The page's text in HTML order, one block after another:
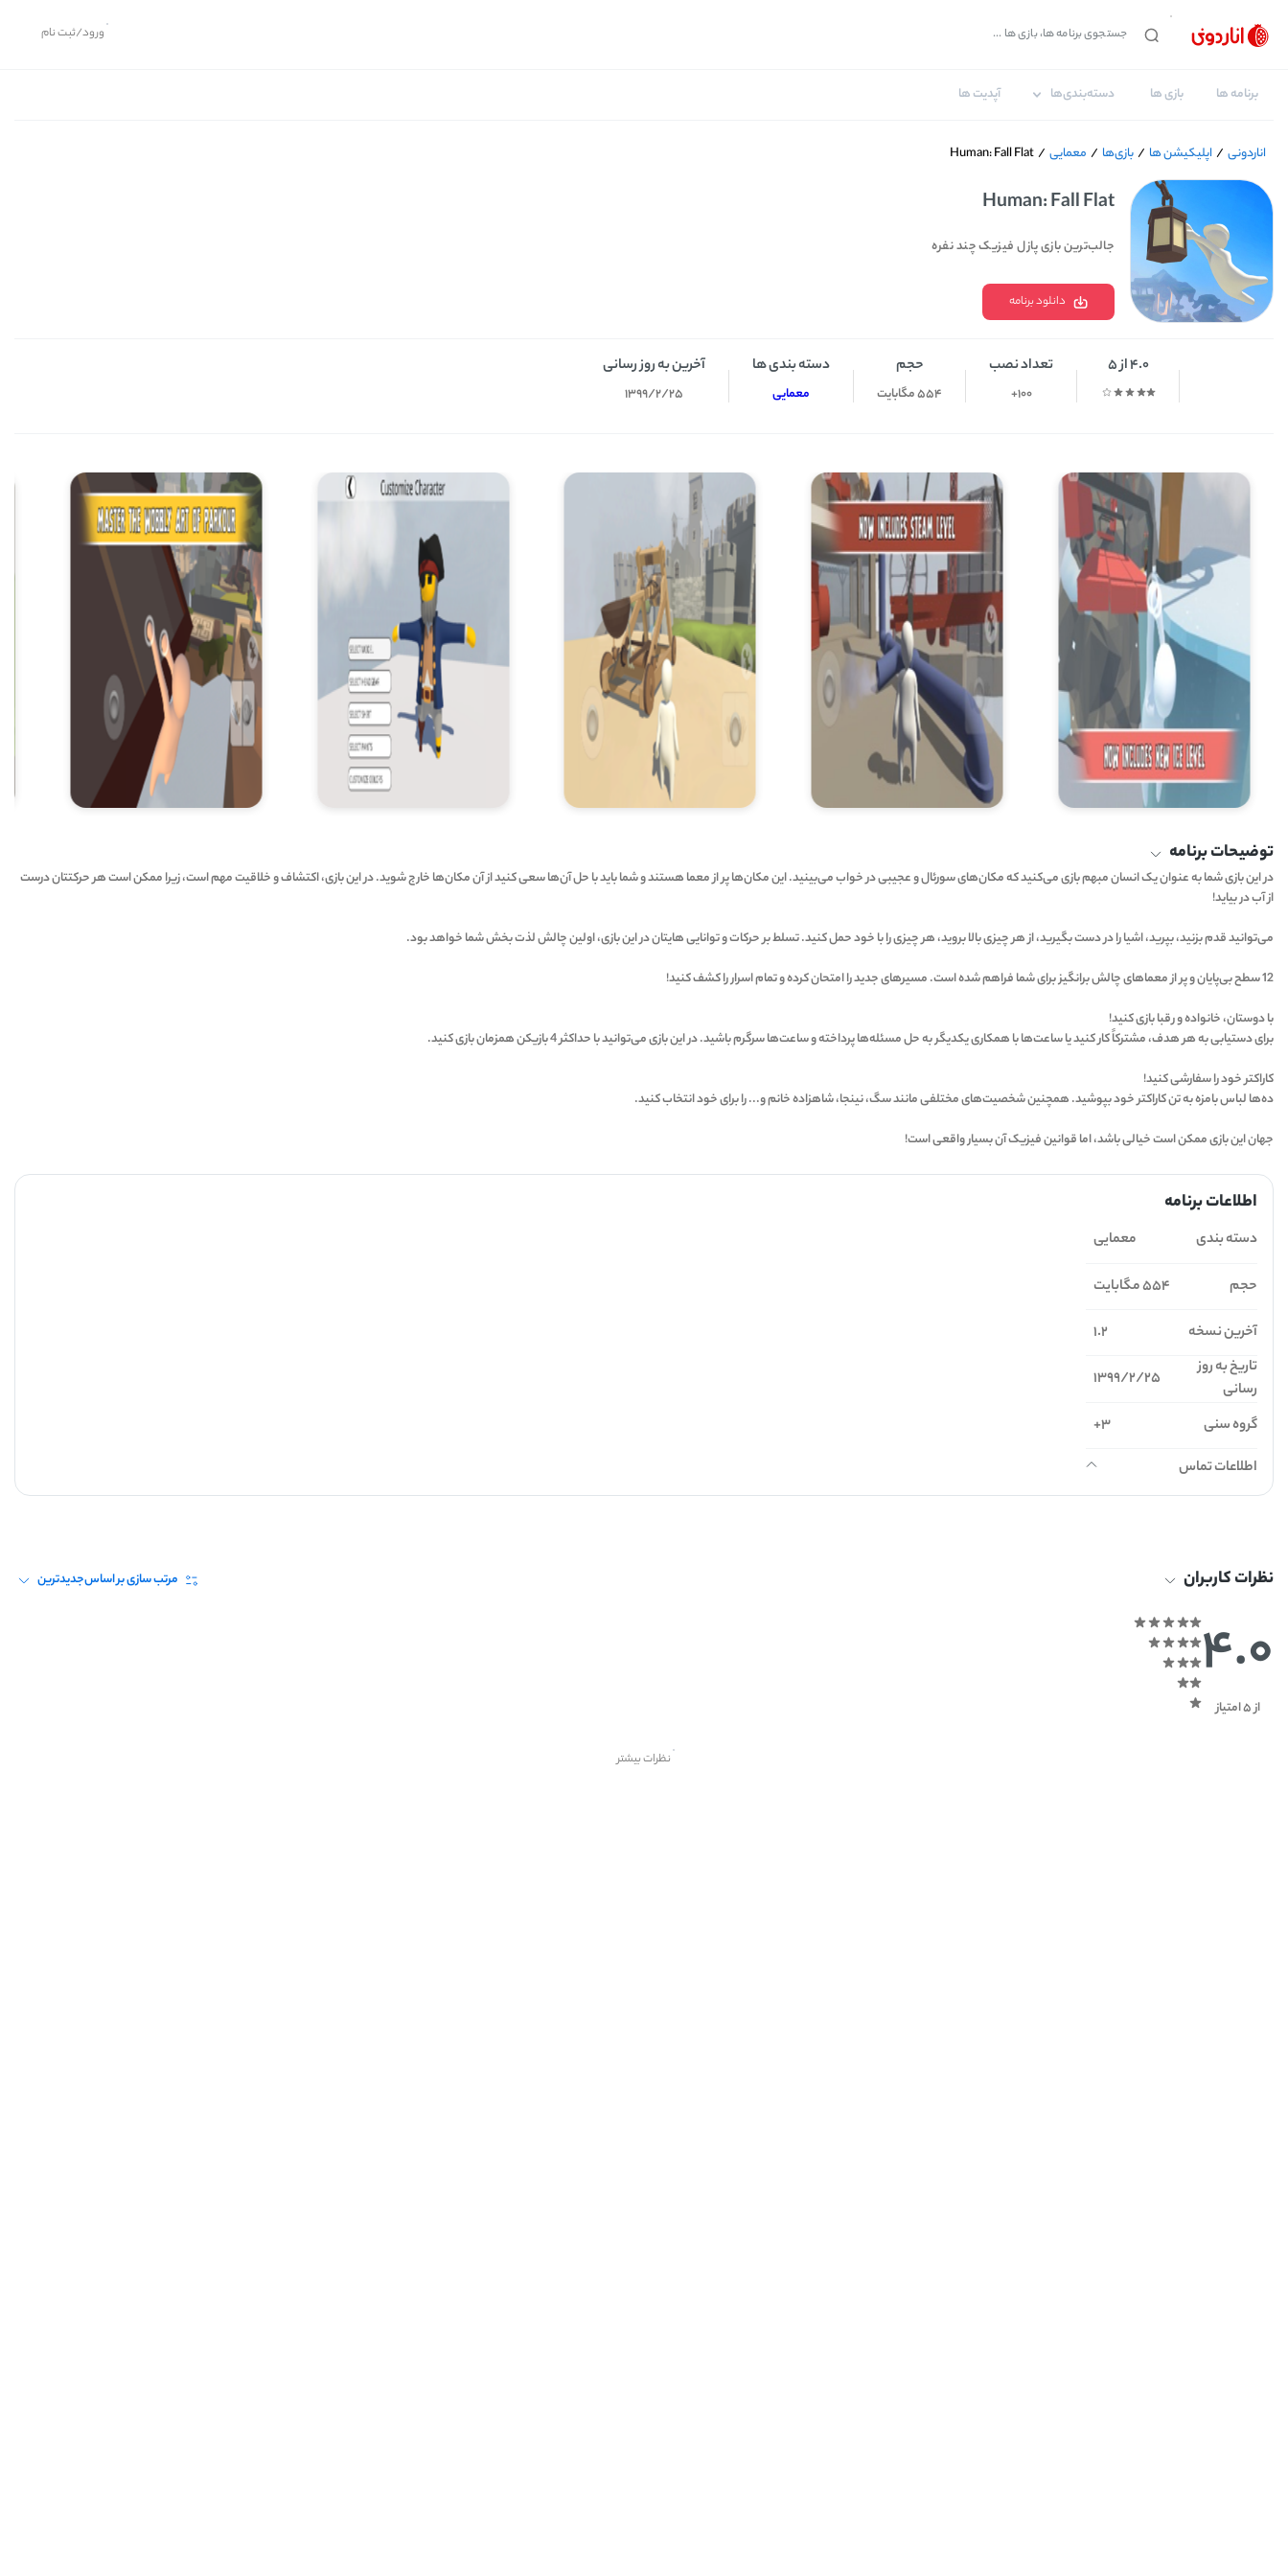
ورود/ثبت نام
برنامه ها بازی ها دسته‌بندی‌ها آپدیت ها
اناردونی / اپلیکیشن ها /بازی‌ها / معمایی /
Human: Fall Flat
Human: Fall Flat
جالب‌ترین بازی پازل فیزیک چند نفره
دانلود برنامه
4.0 از 5 تعداد نصب
100+
حجم
554 مگابایت
دسته بندی ها
معمایی
آخرین به روز رسانی
1399/2/25
توضیحات برنامه
در این بازی شما به عنوان یک انسان مبهم بازی می‌کنید که مکان‌های سورئال و عجیبی در خواب می‌بینید. این مکان‌ها پر از معما هستند و شما باید با حل آن‌ها سعی کنید از آن مکان‌ها خارج شوید. در این بازی، اکتشاف و خلاقیت مهم است، زیرا ممکن است هر حرکتتان درست
از آب در بیاید!
می‌توانید قدم بزنید، بپرید، اشیا را در دست بگیرید، از هر چیزی بالا بروید، هر چیزی را با خود حمل کنید. تسلط بر حرکات و توانایی هایتان در این بازی، اولین چالش لذت بخش شما خواهد بود.
12 سطح بی‌پایان و پر از معماهای چالش برانگیز برای شما فراهم شده است. مسیرهای جدید را امتحان کرده و تمام اسرار را کشف کنید!
با دوستان، خانواده و رقبا بازی کنید!
برای دستیابی به هر هدف، مشترکاً کار کنید یا ساعت‌ها با همکاری یکدیگر به حل مسئله‌ها پرداخته و ساعت‌ها سرگرم باشید. در این بازی می‌توانید با حداکثر 4 بازیکن همزمان بازی کنید.
کاراکتر خود را سفارشی کنید!
ده‌ها لباس بامزه به تن کاراکتر خود بپوشید. همچنین شخصیت‌های مختلفی مانند سگ، نینجا، شاهزاده خانم و... را برای خود انتخاب کنید.
جهان این بازی ممکن است خیالی باشد، اما قوانین فیزیک آن بسیار واقعی است!
اطلاعات برنامه
دسته بندی معمایی
حجم
554 مگابایت
آخرین نسخه
1.2
تاریخ به روز
رسانی
1399/2/25
گروه سنی
3+
اطلاعات تماس
نظرات کاربران مرتب سازی بر اساسجدیدترین
4.0
از 5 امتیاز
نظرات بیشتر